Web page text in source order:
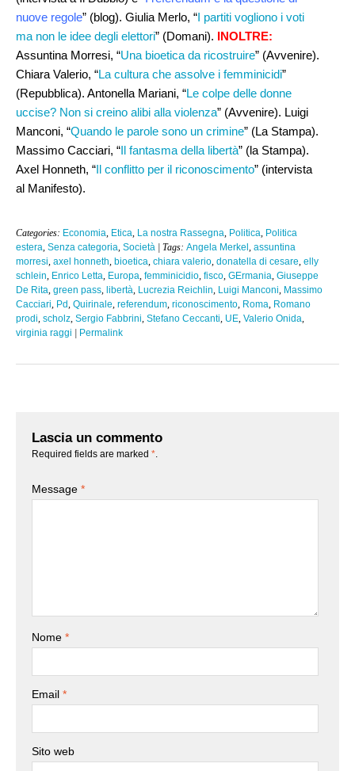
nuove regole” (blog). Giulia Merlo, “I partiti vogliono i voti
ma non le idee degli elettori” (Domani). INOLTRE:
Assuntina Morresi, “Una bioetica da ricostruire” (Avvenire).
Chiara Valerio, “La cultura che assolve i femminicidi”
(Repubblica). Antonella Mariani, “Le colpe delle donne
uccise? Non si creino alibi alla violenza” (Avvenire). Luigi
Manconi, “Quando le parole sono un crimine” (La Stampa).
Massimo Cacciari, “Il fantasma della libertà” (la Stampa).
Axel Honneth, “Il conflitto per il riconoscimento” (intervista
al Manifesto).
Categories: Economia Etica La nostra Rassegna Politica Politica
estera Senza categoria Società | Tags: Angela Merkel assuntina
morresi axel honneth bioetica chiara valerio donatella di cesare elly
schlein Enrico Letta Europa femminicidio fisco GErmania Giuseppe
De Rita green pass libertà Lucrezia Reichlin Luigi Manconi Massimo
Cacciari Pd Quirinale referendum riconoscimento Roma Romano
prodi scholz Sergio Fabbrini Stefano Ceccanti UE Valerio Onida
virginia raggi | Permalink
Lascia un commento
Required fields are marked *
Message *
Nome *
Email *
Sito web